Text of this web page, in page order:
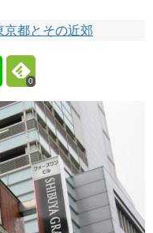
京都とその近郊
0